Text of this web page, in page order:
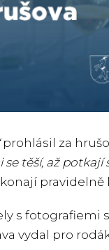
prohlásil za
se těší, až
pravidelně
s fotografiemi
vydal pro